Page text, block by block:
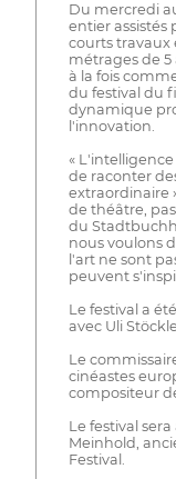
Du mercredi
entier assistés
courts travaux
métrages de 5
à la fois
du festival du
dynamique
l'innovation.
«
de raconter
extraordinaire
de théâtre,
du
nous voulons
l'art ne sont
peuvent
Le festival a
avec Uli
Le
cinéastes
compositeur
Le festival
Meinhold,
Festival.